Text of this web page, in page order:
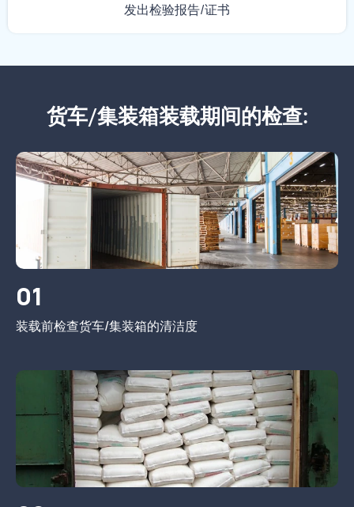
发出检验报告/证书
货车/集装箱装载期间的检查:
01
装载前检查货车/集装箱的清洁度